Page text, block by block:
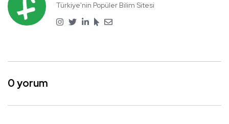
Türkiye'nin Popüler Bilim Sitesi
0 yorum